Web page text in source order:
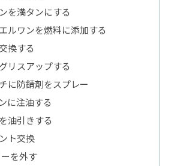
を満タンにする
ルワンを燃料に添加する
換する
リスアップする
に防錆剤をスプレー
に注油する
油引きする
ト交換
を外す